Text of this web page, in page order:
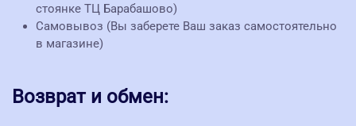
стоянке ТЦ Барабашово)
Самовывоз (Вы заберете Ваш заказ самостоятельно
в магазине)
Возврат и обмен: